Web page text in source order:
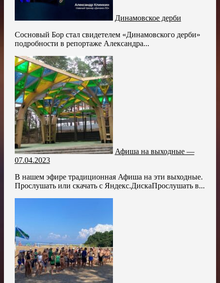
Динамовское дерби
Сосновый Бор стал свидетелем «Динамовского дерби»
подробности в репортаже Александра...
Афиша на выходные —
07.04.2023
В нашем эфире традиционная Афиша на эти выходные.
Прослушать или скачать с Яндекс.ДискаПрослушать в...